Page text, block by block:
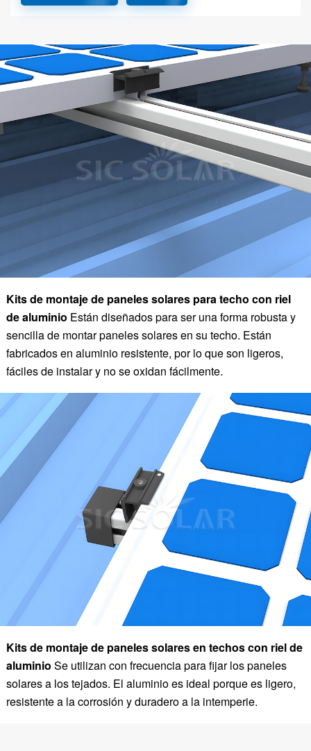
Kits de montaje de paneles solares para techo con riel
de aluminio Están diseñados para ser una forma robusta y
sencilla de montar paneles solares en su techo. Están
fabricados en aluminio resistente, por lo que son ligeros,
fáciles de instalar y no se oxidan fácilmente.
Kits de montaje de paneles solares en techos con riel de
aluminio Se utilizan con frecuencia para fijar los paneles
solares a los tejados. El aluminio es ideal porque es ligero,
resistente a la corrosión y duradero a la intemperie.